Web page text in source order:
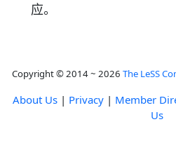
应。
Copyright © 2014 ~ 2026 The LeSS
About Us | Privacy | Member
Us